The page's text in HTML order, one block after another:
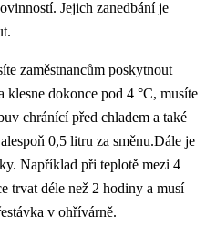
Jejich zanedbání je
zaměstnancům poskytnout
dokonce pod 4 °C, musíte
chránící před chladem a také
0,5 litru za směnu.Dále je
Například při teplotě mezi 4
trvat déle než 2 hodiny a musí
v ohřívárně.